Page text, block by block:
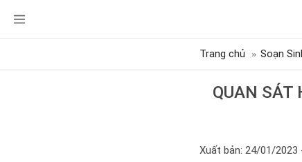
Trang chủ Soạn
QUAN SÁT
Xuất bản: 24/01/2023